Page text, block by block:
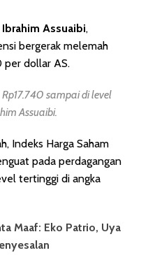
Ibrahim Assuaibi,
bergerak melemah
per dollar AS.
sampai di level
Assuaibi.
Indeks Harga Saham
pada perdagangan
tertinggi di angka
Maaf: Eko Patrio, Uya